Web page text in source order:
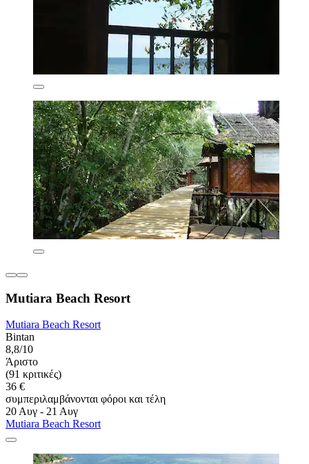
Mutiara Beach Resort
Mutiara Beach Resort
Bintan
8,8/10
Άριστο
(91 κριτικές)
36 €
συμπεριλαμβάνονται φόροι και τέλη
20 Αυγ - 21 Αυγ
Mutiara Beach Resort